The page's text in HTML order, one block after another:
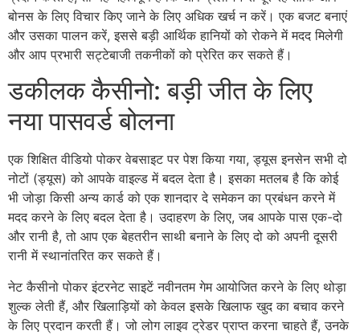
बोनस के लिए विचार किए जाने के लिए अधिक खर्च न करें। एक बजट बनाएं
और उसका पालन करें, इससे बड़ी आर्थिक हानियों को रोकने में मदद मिलेगी
और आप प्रभारी सट्टेबाजी तकनीकों को प्रेरित कर सकते हैं।
डकीलक कैसीनो: बड़ी जीत के लिए
नया पासवर्ड बोलना
एक शिक्षित वीडियो पोकर वेबसाइट पर पेश किया गया, ड्यूस इनसेन सभी दो
नोटों (ड्यूस) को आपके वाइल्ड में बदल देता है। इसका मतलब है कि कोई
भी जोड़ा किसी अन्य कार्ड को एक शानदार दे समेकन का प्रबंधन करने में
मदद करने के लिए बदल देता है। उदाहरण के लिए, जब आपके पास एक-दो
और रानी है, तो आप एक बेहतरीन साथी बनाने के लिए दो को अपनी दूसरी
रानी में स्थानांतरित कर सकते हैं।
नेट कैसीनो पोकर इंटरनेट साइटें नवीनतम गेम आयोजित करने के लिए थोड़ा
शुल्क लेती हैं, और खिलाड़ियों को केवल इसके खिलाफ खुद का बचाव करने
के लिए प्रदान करती हैं। जो लोग लाइव ट्रेडर प्राप्त करना चाहते हैं, उनके